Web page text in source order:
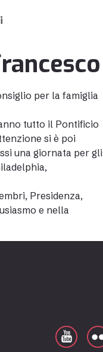
per la famiglia
tutto il Pontificio
si è poi
una giornata per gli
Presidenza,
e nella